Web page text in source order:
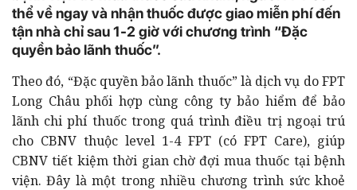
thể về ngay và nhận thuốc được giao miễn phí đến
tận nhà chỉ sau 1-2 giờ với chương trình “Đặc
quyền bảo lãnh thuốc”.
Theo đó, “Đặc quyền bảo lãnh thuốc” là dịch vụ do FPT
Long Châu phối hợp cùng công ty bảo hiểm để bảo
lãnh chi phí thuốc trong quá trình điều trị ngoại trú
cho CBNV thuộc level 1-4 FPT (có FPT Care), giúp
CBNV tiết kiệm thời gian chờ đợi mua thuốc tại bệnh
viện. Đây là một trong nhiều chương trình sức khoẻ